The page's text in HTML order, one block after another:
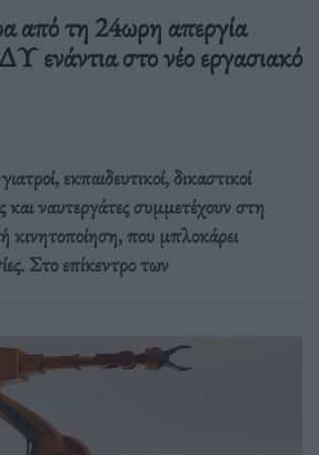
από τη 24ωρη απεργία
στο νέο εργασιακό
εκπαιδευτικοί, δικαστικοί
και ναυτεργάτες συμμετέχουν στη
κινητοποίηση, που μπλοκάρει
Στο επίκεντρο των